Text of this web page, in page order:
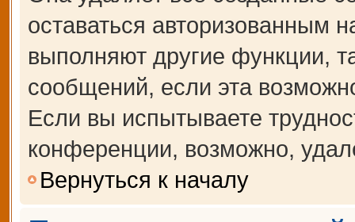
оставаться авторизованным
выполняют другие функции,
сообщений, если эта
Если вы испытываете
конференции, возможно,
Вернуться к началу